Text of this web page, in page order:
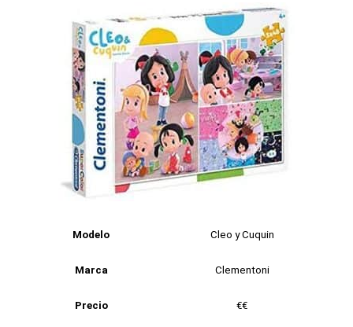
Modelo Cleo y Cuquin
Marca Clementoni
Precio €€